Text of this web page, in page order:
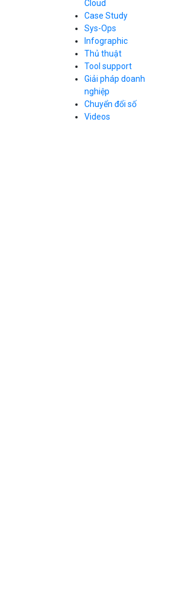
Bảng giá
Bảng giá
Cloud Database
Call Center
Business Email
Simple Storage
VPN
Traffic Manager
Cloud VPS
Kafka
Videos
Cloud
Q&A về Bizfly
Cloud Server
Thao tác kết nối
tới server
Videos
Q&A về Bizfly
Business Email
Videos
Case Study
Sys-Ops
Infographic
Thủ thuật
Tool support
Giải pháp doanh
nghiệp
Chuyển đổi số
Videos